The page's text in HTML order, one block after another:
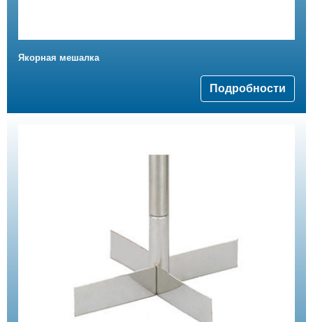
Якорная мешалка
Подробности